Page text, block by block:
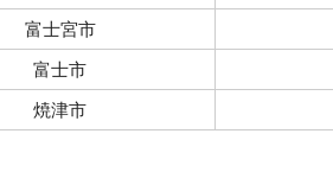
富士宮市
富士市
焼津市